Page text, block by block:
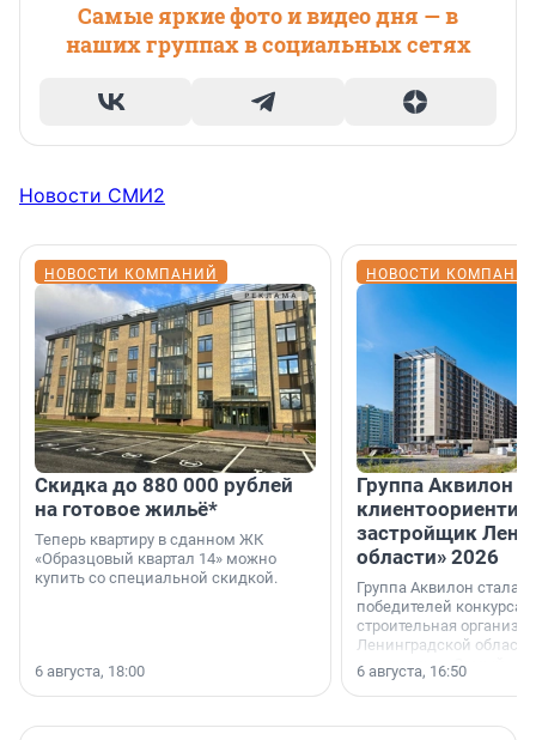
Самые яркие фото и видео дня — в
наших группах в социальных сетях
Новости СМИ2
НОВОСТИ КОМПАНИЙ
Скидка до 880 000 рублей
на готовое жильё*
Теперь квартиру в сданном ЖК
«Образцовый квартал 14» можно
купить со специальной скидкой.
6 августа, 18:00
НОВОСТИ
Группа Аквилон
застройщик
области» 2026
Группа Аквилон стала
победителей конкурса
строительная
Ленинградской области
номинации «Самый
застройщик
области».
6 августа, 16:50